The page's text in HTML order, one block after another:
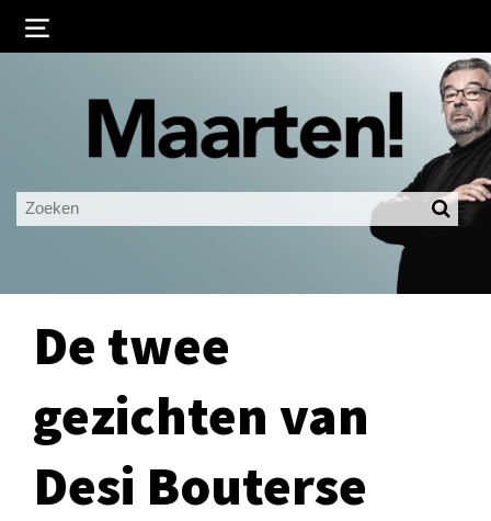
Ingelogd blijven
LOGIN
De twee
gezichten van
Desi Bouterse